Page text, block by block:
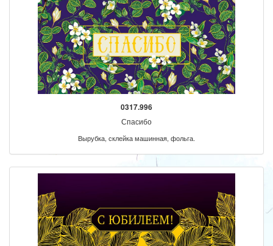
0317.996
Спасибо
Вырубка, склейка машинная, фольга.